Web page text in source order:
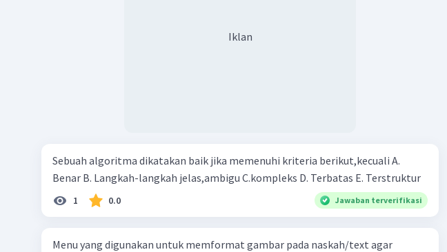
Iklan
Sebuah algoritma dikatakan baik jika memenuhi kriteria berikut,kecuali A.
Benar B. Langkah-langkah jelas,ambigu C.kompleks D. Terbatas E. Terstruktur
1 0.0 Jawaban terverifikasi
Menu yang digunakan untuk memformat gambar pada naskah/text agar